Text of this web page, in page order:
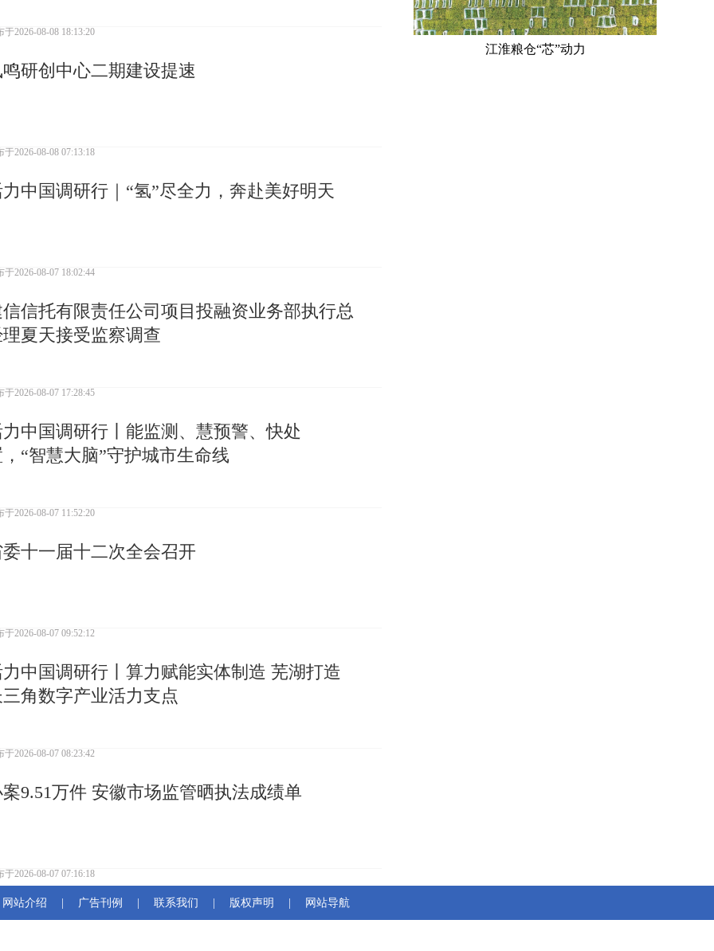
于2026-08-08 18:13:20
研创中心二期建设提速
于2026-08-08 07:13:18
中国调研行｜“氢”尽全力，奔赴美好明天
于2026-08-07 18:02:44
信托有限责任公司项目投融资业务部执行总
夏天接受监察调查
于2026-08-07 17:28:45
中国调研行丨能监测、慧预警、快处
“智慧大脑”守护城市生命线
于2026-08-07 11:52:20
十一届十二次全会召开
于2026-08-07 09:52:12
中国调研行丨算力赋能实体制造 芜湖打造
角数字产业活力支点
于2026-08-07 08:23:42
9.51万件 安徽市场监管晒执法成绩单
于2026-08-07 07:16:18
江淮粮仓“芯”动力
网站介绍 广告刊例 联系我们 版权声明 网站导航